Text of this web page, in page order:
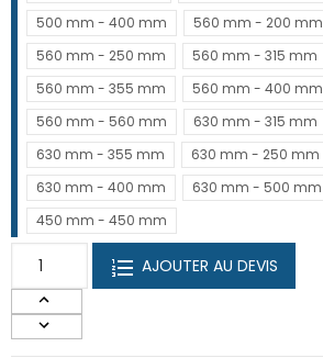
500 mm - 400 mm
560 mm - 200 mm
560 mm - 250 mm
560 mm - 315 mm
560 mm - 355 mm
560 mm - 400 mm
560 mm - 560 mm
630 mm - 315 mm
630 mm - 355 mm
630 mm - 250 mm
630 mm - 400 mm
630 mm - 500 mm
450 mm - 450 mm
AJOUTER AU DEVIS